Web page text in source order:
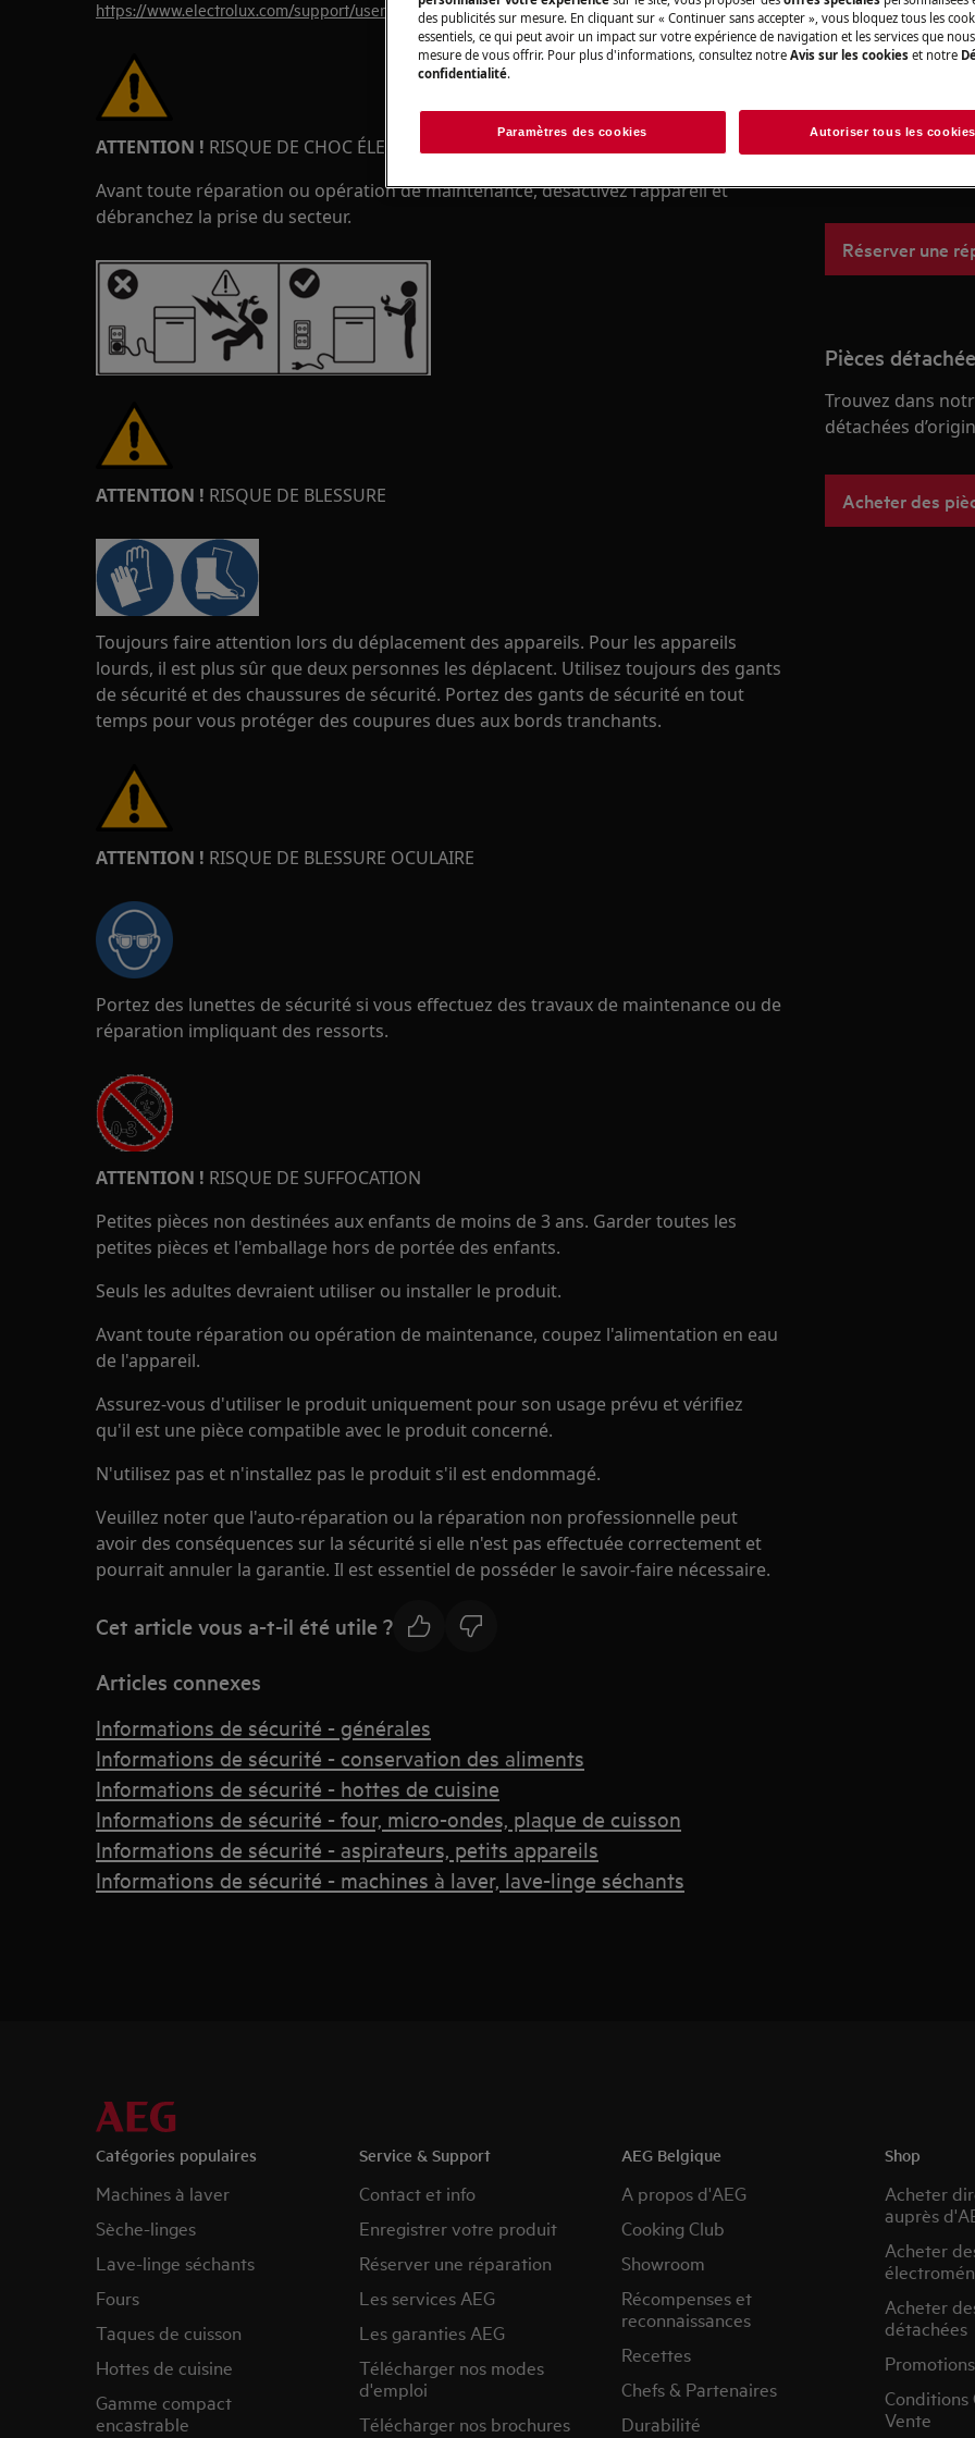
https://www.electrolux.com/support/user-manuals/
ATTENTION ! RISQUE DE CHOC ÉLECTRIQUE
Avant toute réparation ou opération de maintenance, désactivez l'appareil et
débranchez la prise du secteur.
ATTENTION ! RISQUE DE BLESSURE
Toujours faire attention lors du déplacement des appareils. Pour les appareils
lourds, il est plus sûr que deux personnes les déplacent. Utilisez toujours des gants
de sécurité et des chaussures de sécurité. Portez des gants de sécurité en tout
temps pour vous protéger des coupures dues aux bords tranchants.
ATTENTION ! RISQUE DE BLESSURE OCULAIRE
Portez des lunettes de sécurité si vous effectuez des travaux de maintenance ou de
réparation impliquant des ressorts.
ATTENTION ! RISQUE DE SUFFOCATION
Petites pièces non destinées aux enfants de moins de 3 ans. Garder toutes les
petites pièces et l'emballage hors de portée des enfants.
Seuls les adultes devraient utiliser ou installer le produit.
Avant toute réparation ou opération de maintenance, coupez l'alimentation en eau
de l'appareil.
Assurez-vous d'utiliser le produit uniquement pour son usage prévu et vérifiez
qu'il est une pièce compatible avec le produit concerné.
N'utilisez pas et n'installez pas le produit s'il est endommagé.
Veuillez noter que l'auto-réparation ou la réparation non professionnelle peut
avoir des conséquences sur la sécurité si elle n'est pas effectuée correctement et
pourrait annuler la garantie. Il est essentiel de posséder le savoir-faire nécessaire.
Cet article vous a-t-il été utile ?
Articles connexes
Informations de sécurité - générales
Informations de sécurité - conservation des aliments
Informations de sécurité - hottes de cuisine
Informations de sécurité - four, micro-ondes, plaque de cuisson
Informations de sécurité - aspirateurs, petits appareils
Informations de sécurité - machines à laver, lave-linge séchants
Fixez un rendez-
qualifiés AEG et
professionnelles
Réserver une
Pièces
Trouvez dans
détachées
Acheter des
Catégories populaires
Machines à laver
Sèche-linges
Lave-linge séchants
Fours
Taques de cuisson
Hottes de cuisine
Gamme compact
encastrable
Service & Support
Contact et info
Enregistrer votre produit
Réserver une réparation
Les services AEG
Les garanties AEG
Télécharger nos modes
d'emploi
Télécharger nos brochures
AEG Belgique
A propos d'AEG
Cooking Club
Showroom
Récompenses et
reconnaissances
Recettes
Chefs & Partenaires
Durabilité
Shop
Acheter
auprès
Acheter
Acheter
détachées
Promotions
Conditions
Vente
des publicités sur mesure. En cliquant sur « Continuer sans accepter », vous bloquez tous les
essentiels, ce qui peut avoir un impact sur votre expérience de navigation et les services que
mesure de vous offrir. Pour plus d'informations, consultez notre Avis sur les cookies et notre
confidentialité.
Paramètres des cookies Autoriser tous les cookies